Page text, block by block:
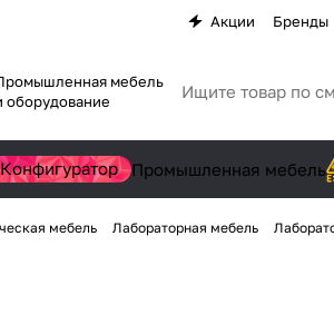
Акции Бренды
мебель
оборудование
Конфигуратор Промышленная мебель
мебель Лабораторная мебель